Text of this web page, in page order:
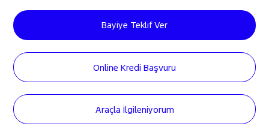
Bayiye Teklif Ver
Online Kredi Başvuru
Araçla İlgileniyorum